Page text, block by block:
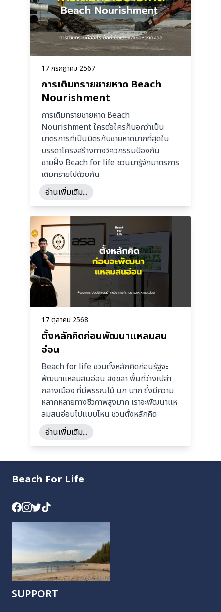
17 กรกฎาคม 2567
การเติมทรายชายหาด Beach
Nourishment
การเติมทรายชายหาด Beach
Nourishment ใครต่อใครก็บอกว่าเป็น
มาตรการที่เป็นมิตรกับชายหาดมากที่สุดใน
บรรดาโครงสร้างทางวิศวกรรมป้องกัน
ชายฝั่ง Beach for life ชวนมารู้จักมาตรการ
เติมทรายไปด้วยกัน
อ่านเพิ่มเติม...
17 ตุลาคม 2568
ตั้งหลักคิดก่อนพัฒนาแหลมสน
อ่อน
Beach for life ชวนตั้งหลักคิดก่อนรัฐจะ
พัฒนาเเหลมสนอ่อน สงขลา พื้นที่ว่างเปล่า
กลางเมือง ที่มีพรรณไม้ นก นาก ซึ่งมีความ
หลากหลายทางชีวภาพสูงมาก เราจะพัฒนาเเห
ลมสนอ่อนไปเเบบไหน ชวนตั้งหลักคิด
อ่านเพิ่มเติม...
Beach For Life
SUPPORT